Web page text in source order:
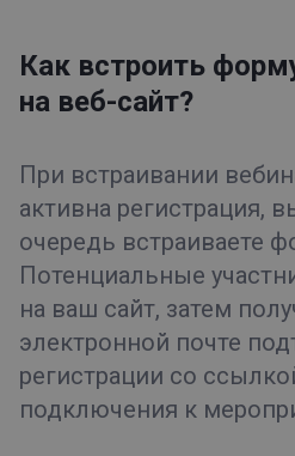
Как встроить
на веб-сайт?
При встраивании
активна регистрация,
очередь встраиваете
Потенциальные
на ваш сайт, затем
электронной почте
регистрации со
подключения к